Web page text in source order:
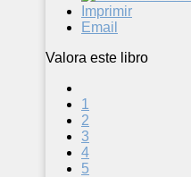
Imprimir
Email
Valora este libro
1
2
3
4
5